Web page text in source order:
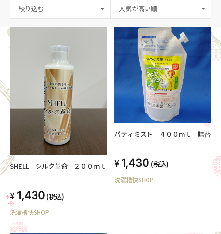
絞り込む
SHELL シルク革命 ２００ｍｌ
1,430 (税込)
洗濯槽快SHOP
パティミスト ４００ｍｌ 詰替
1,430 (税込)
洗濯槽快SHOP